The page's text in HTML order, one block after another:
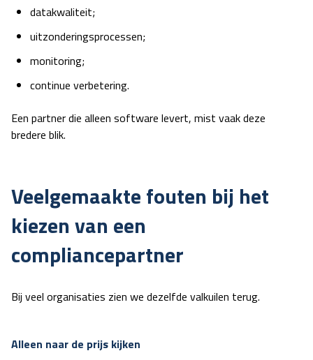
datakwaliteit;
uitzonderingsprocessen;
monitoring;
continue verbetering.
Een partner die alleen software levert, mist vaak deze
bredere blik.
Veelgemaakte fouten bij het
kiezen van een
compliancepartner
Bij veel organisaties zien we dezelfde valkuilen terug.
Alleen naar de prijs kijken